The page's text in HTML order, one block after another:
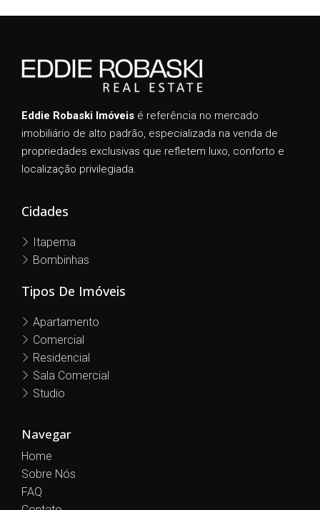
Eddie Robaski Imóveis é referência no mercado
imobiliário de alto padrão, especializada na venda de
propriedades exclusivas que refletem luxo, conforto e
localização privilegiada.
Cidades
Itapema
Bombinhas
Tipos De Imóveis
Apartamento
Comercial
Residencial
Sala Comercial
Studio
Navegar
Home
Sobre Nós
FAQ